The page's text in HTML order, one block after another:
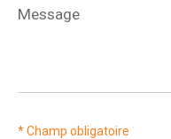
Message
*
* Champ obligatoire